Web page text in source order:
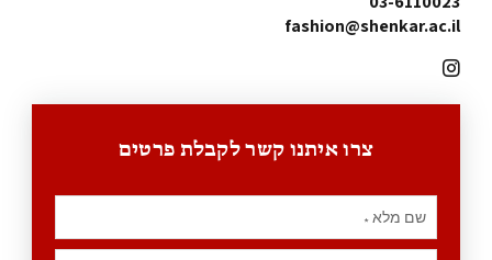
fashion@shenkar.ac.il
צרו איתנו קשר לקבלת פרטים
שם מלא*